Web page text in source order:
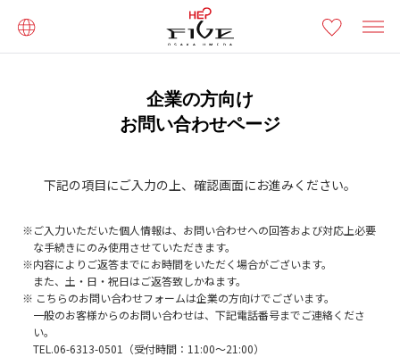
企業の方向け
お問い合わせページ
下記の項目にご入力の上、確認画面にお進みください。
ご入力いただいた個人情報は、お問い合わせへの回答および対応上必要
な手続きにのみ使用させていただきます。
内容によりご返答までにお時間をいただく場合がございます。
また、土・日・祝日はご返答致しかねます。
こちらのお問い合わせフォームは企業の方向けでございます。
一般のお客様からのお問い合わせは、下記電話番号までご連絡くださ
い。
TEL.06-6313-0501 （受付時間：11:00～21:00）